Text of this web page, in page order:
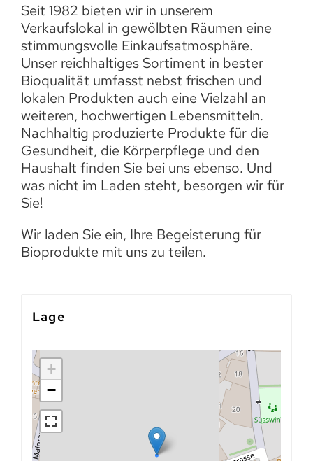
Seit 1982 bieten wir in unserem
Verkaufslokal in gewölbten Räumen eine
stimmungsvolle Einkaufsatmosphäre.
Unser reichhaltiges Sortiment in bester
Bioqualität umfasst nebst frischen und
lokalen Produkten auch eine Vielzahl an
weiteren, hochwertigen Lebensmitteln.
Nachhaltig produzierte Produkte für die
Gesundheit, die Körperpflege und den
Haushalt finden Sie bei uns ebenso. Und
was nicht im Laden steht, besorgen wir für
Sie!
Wir laden Sie ein, Ihre Begeisterung für
Bioprodukte mit uns zu teilen.
Lage
+
−